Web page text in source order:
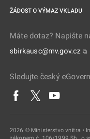
ŽÁDOST O VÝMAZ VKLADU
Máte dotaz? Napište
sbirkausc@mv.gov.cz ⧉
Sledujte český
2026 © Ministerstvo vnitra •